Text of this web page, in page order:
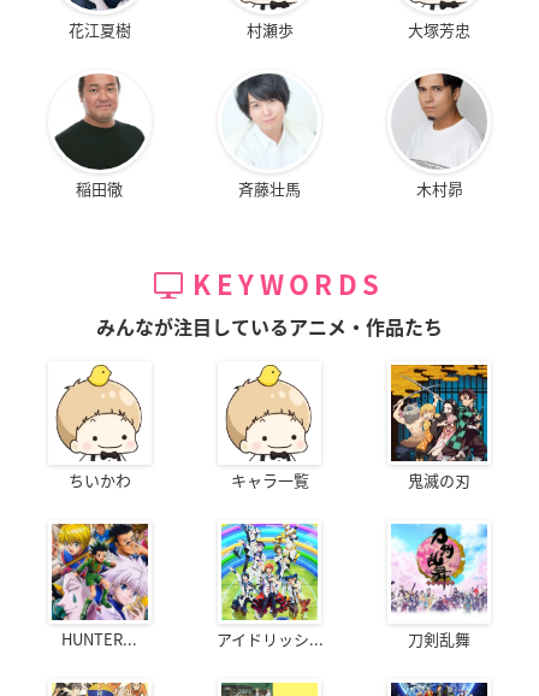
花江夏樹 村瀬歩 大塚芳忠
稲田徹 斉藤壮馬 木村昴
KEYWORDS
みんなが注目しているアニメ・作品たち
ちいかわ キャラ一覧 鬼滅の刃
HUNTER... アイドリッシ... 刀剣乱舞